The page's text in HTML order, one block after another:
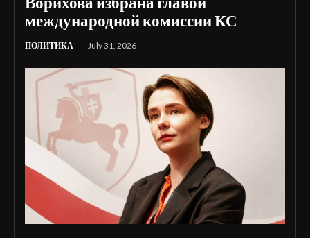
международной комиссии КС
ПОЛИТИКА July 31, 2026